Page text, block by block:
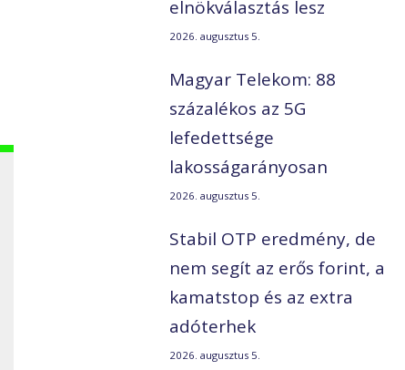
elnökválasztás lesz
2026. augusztus 5.
Magyar Telekom: 88
százalékos az 5G
lefedettsége
lakosságarányosan
2026. augusztus 5.
Stabil OTP eredmény, de
nem segít az erős forint, a
kamatstop és az extra
adóterhek
2026. augusztus 5.